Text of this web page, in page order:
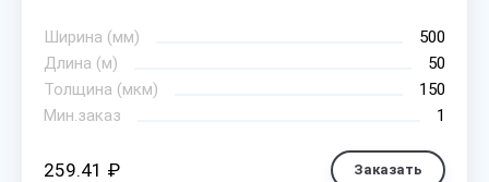
Ширина (мм)
500
Длина (м)
50
Толщина (мкм)
150
Мин.заказ
1
259.41 ₽ Заказать